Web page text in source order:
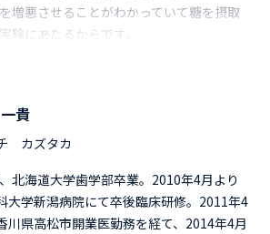
増悪させることがわかっていて糖を摂取
験にあたるからです。
貴
カズタカ
北海道大学歯学部卒業。2010年4月より
大学新潟病院にて卒後臨床研修。2011年4
川県高松市開業医勤務を経て、2014年4月